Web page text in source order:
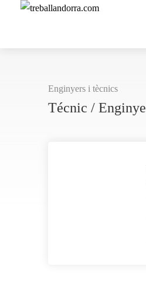
Enginyers i tècnics
Técnic /